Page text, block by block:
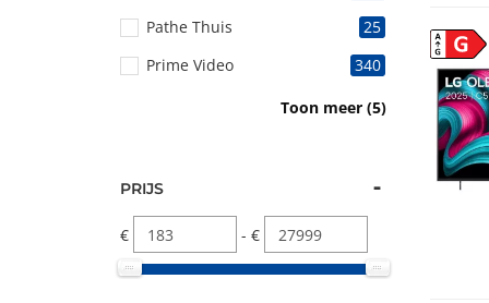
Pathe Thuis
25
Prime Video
340
9
Uitzending gemist
Youtube
340
Ziggo Go
14
Toon meer (5)
PRIJS
€ - €
G